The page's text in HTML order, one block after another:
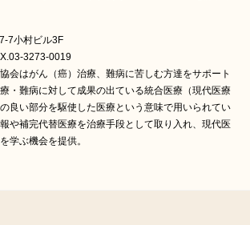
7小村ビル3F
3273-0019
会はがん（癌）治療、難病に苦しむ方達をサポート
・難病に対して成果の出ている統合医療（現代医療
良い部分を駆使した医療という意味で用いられてい
や補完代替医療を治療手段として取り入れ、現代医
学ぶ機会を提供。